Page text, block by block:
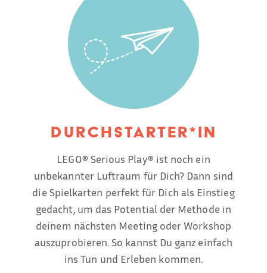
Durchstarter*in
LEGO® Serious Play® ist noch ein
unbekannter Luftraum für Dich? Dann sind
die Spielkarten perfekt für Dich als Einstieg
gedacht, um das Potential der Methode in
deinem nächsten Meeting oder Workshop
auszuprobieren. So kannst Du ganz einfach
ins Tun und Erleben kommen.